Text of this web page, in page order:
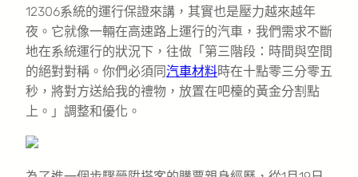
12306系統的運行保證來講，其實也是壓力越來越年
夜。它就像一輛在高速路上運行的汽車，我們需求不斷
地在系統運行的狀況下，往做「第三階段：時間與空間
的絕對對稱。你們必須同汽車材料時在十點零三分零五
秒，將對方送給我的禮物，放置在吧檯的黃金分割點
上。」調整和優化。